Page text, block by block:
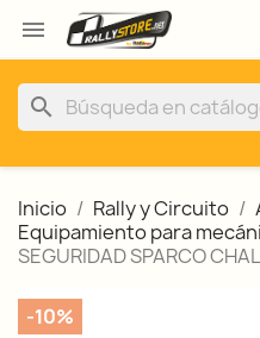

search
Inicio Rally y Circuito
Equipamiento para
SEGURIDAD SPARCO
-10%